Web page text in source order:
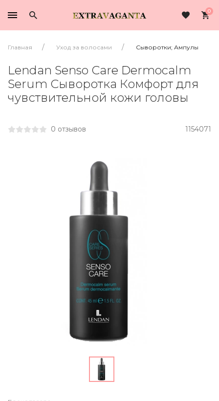
0
Главная Уход за волосами Сыворотки; Ампулы
Lendan Senso Care Dermocalm
Serum Сыворотка Комфорт для
чувствительной кожи головы
0 отзывов 1154071